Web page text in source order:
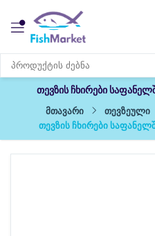
თევზის ჩხირები
მთავარი
თევზეული
თევზის ჩხირები